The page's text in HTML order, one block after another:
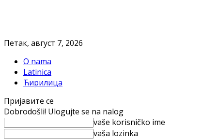
Петак, август 7, 2026
O nama
Latinica
Ћирилица
Пријавите се
Dobrodošli! Ulogujte se na nalog
vaše korisničko ime
vaša lozinka